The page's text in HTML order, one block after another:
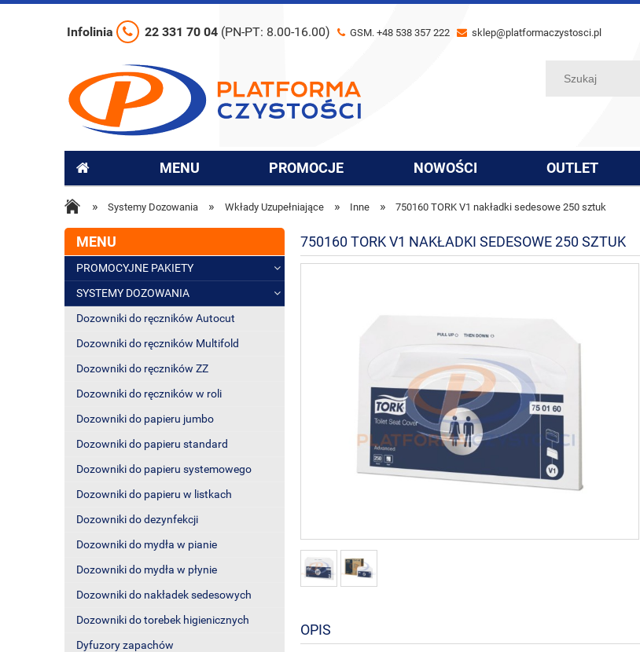
Infolinia 22 331 70 04 (PN-PT: 8.00-16.00) GSM. +48 538 357 222 sklep@platformaczystosci.pl
MENU PROMOCJE NOWOŚCI OUTLET
» Systemy Dozowania » Wkłady Uzupełniające » Inne » 750160 TORK V1 nakładki sedesowe 250 sztuk
MENU
PROMOCYJNE PAKIETY
SYSTEMY DOZOWANIA
Dozowniki do ręczników Autocut
Dozowniki do ręczników Multifold
Dozowniki do ręczników ZZ
Dozowniki do ręczników w roli
Dozowniki do papieru jumbo
Dozowniki do papieru standard
Dozowniki do papieru systemowego
Dozowniki do papieru w listkach
Dozowniki do dezynfekcji
Dozowniki do mydła w pianie
Dozowniki do mydła w płynie
Dozowniki do nakładek sedesowych
Dozowniki do torebek higienicznych
Dyfuzory zapachów
750160 TORK V1 NAKŁADKI SEDESOWE 250 SZTUK
OPIS